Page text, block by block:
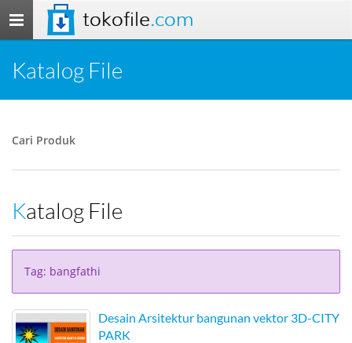
Toggle
navigation
tokofile.com
Katalog File
Cari Produk
Katalog File
Tag: bangfathi
Desain Arsitektur bangunan vektor 3D-CITY
PARK